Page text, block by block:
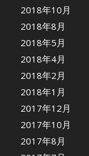
2018年10月
2018年8月
2018年5月
2018年4月
2018年2月
2018年1月
2017年12月
2017年10月
2017年8月